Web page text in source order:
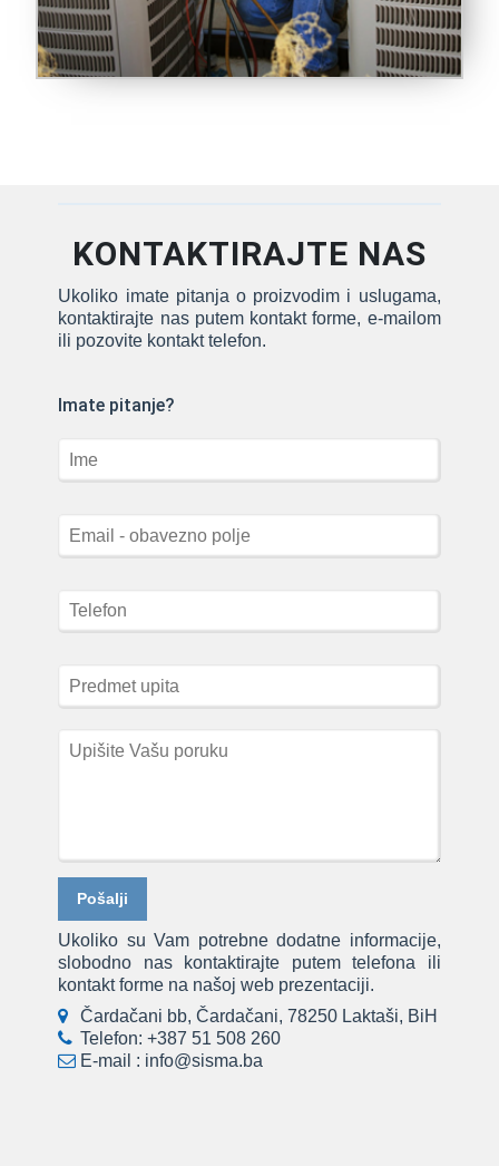
KONTAKTIRAJTE NAS
Ukoliko imate pitanja o proizvodim i uslugama,
kontaktirajte nas putem kontakt forme, e-mailom
ili pozovite kontakt telefon.
Imate pitanje?
Ukoliko su Vam potrebne dodatne informacije,
slobodno nas kontaktirajte putem telefona ili
kontakt forme na našoj web prezentaciji.
Čardačani bb, Čardačani, 78250 Laktaši, BiH
Telefon: +387 51 508 260
E-mail : info@sisma.ba